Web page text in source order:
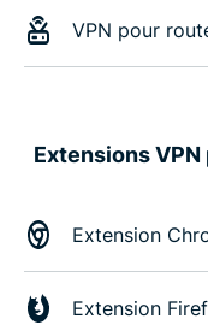
VPN pour
Extensions
Extension
Extension